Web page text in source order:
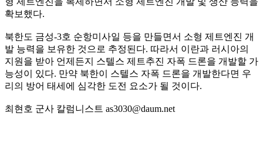
확보했다.
북한도 금성-3호 순항미사일 등을 만들면서 소형 제트엔진 개
발 능력을 보유한 것으로 추정된다. 따라서 이란과 러시아의
지원을 받아 언제든지 스텔스 제트추진 자폭 드론을 개발할 가
능성이 있다. 만약 북한이 스텔스 자폭 드론을 개발한다면 우
리의 방어 태세에 심각한 도전 요소가 될 것이다.
최현호 군사 칼럼니스트 as3030@daum.net